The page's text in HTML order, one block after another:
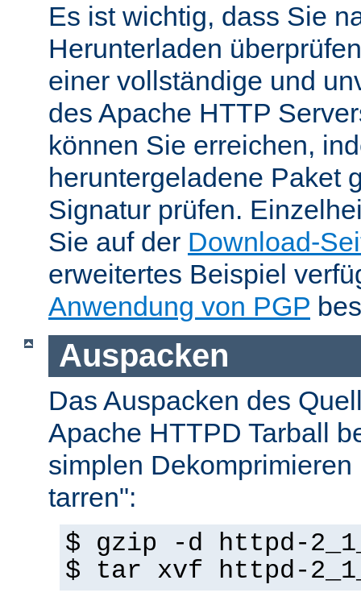
Es ist wichtig, dass Sie
Herunterladen
einer vollständige und
des Apache HTTP
können Sie erreichen,
heruntergeladene Paket
Signatur prüfen.
Sie auf der Download-
erweitertes Beispiel
Anwendung von PGP
Auspacken
Das Auspacken des
Apache HTTPD Tarball
simplen
tarren":
$ gzip -d httpd-
$ tar xvf httpd-